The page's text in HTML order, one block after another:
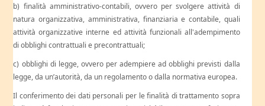
b) finalità amministrativo-contabili, ovvero per svolgere attività di
natura organizzativa, amministrativa, finanziaria e contabile, quali
attività organizzative interne ed attività funzionali all'adempimento
di obblighi contrattuali e precontrattuali;
c) obblighi di legge, ovvero per adempiere ad obblighi previsti dalla
legge, da un’autorità, da un regolamento o dalla normativa europea.
Il conferimento dei dati personali per le finalità di trattamento sopra